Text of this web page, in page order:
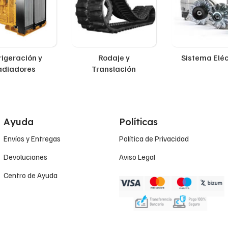
y
Rodaje y
Translación
Sistema
Ayuda
Envíos y Entregas
Devoluciones
Centro de Ayuda
Políticas
Política de Privacidad
Aviso Legal